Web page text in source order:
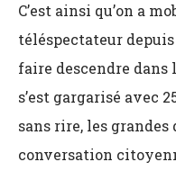
C’est ainsi qu’on a
téléspectateur depuis
faire descendre dans
s’est gargarisé avec
sans rire, les
conversation